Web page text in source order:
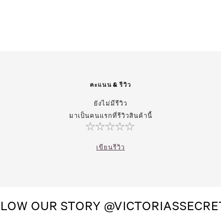
คะแนน & รีวิว
ยังไม่มีรีวิว
มาเป็นคนแรกที่รีวิวสินค้านี้
เขียนรีวิว
OUR STORY